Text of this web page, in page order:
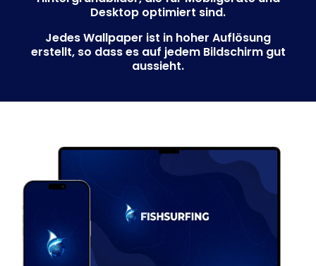
Desktop optimiert sind.
Jedes Wallpaper ist in hoher Auflösung
erstellt, so dass es auf jedem Bildschirm gut
aussieht.